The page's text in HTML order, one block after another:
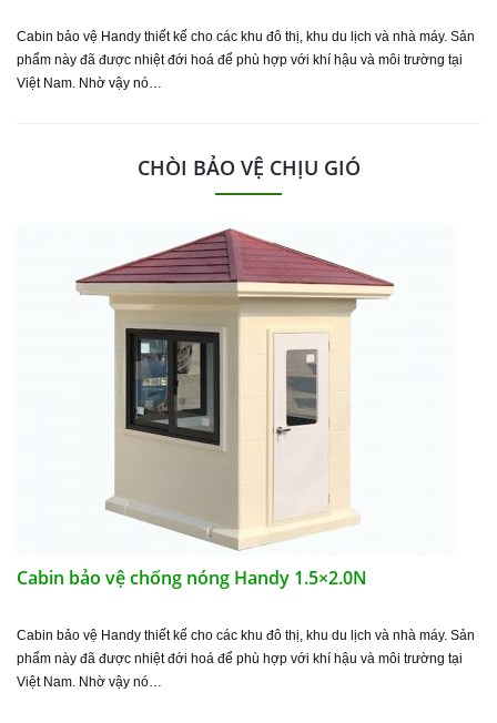
Cabin bảo vệ Handy thiết kế cho các khu đô thị, khu du lịch và nhà máy. Sản
phẩm này đã được nhiệt đới hoá để phù hợp với khí hậu và môi trường tại
Việt Nam. Nhờ vậy nó…
CHÒI BẢO VỆ CHỊU GIÓ
Cabin bảo vệ chống nóng Handy 1.5×2.0N
Cabin bảo vệ Handy thiết kế cho các khu đô thị, khu du lịch và nhà máy. Sản
phẩm này đã được nhiệt đới hoá để phù hợp với khí hậu và môi trường tại
Việt Nam. Nhờ vậy nó…